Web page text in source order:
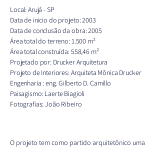
Local: Arujá - SP
Data de inicio do projeto: 2003
Data de conclusão da obra: 2005
Área total do terreno: 1.500 m²
Área total construída: 558,46 m²
Projetado por: Drucker Arquitetura
Projeto de Interiores: Arquiteta Mônica Drucker
Engenharia : eng. Gilberto D. Camillo
Paisagismo: Laerte Biagioli
Fotografias: João Ribeiro
O projeto tem como partido arquitetônico uma